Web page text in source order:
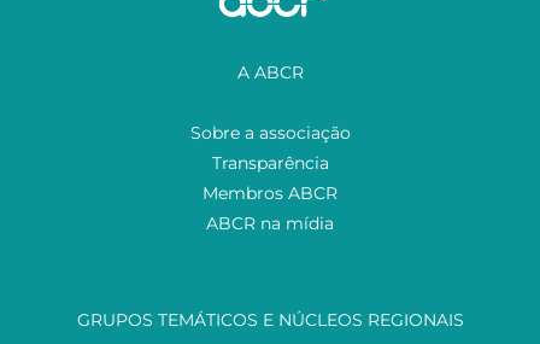
A ABCR
Sobre a associação
Transparência
Membros ABCR
ABCR na mídia
GRUPOS TEMÁTICOS E NÚCLEOS REGIONAIS